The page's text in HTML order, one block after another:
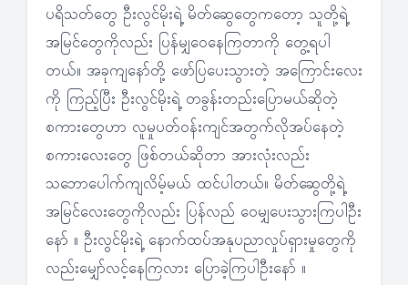
ပရိသတ်တွေ ဦးလွင်မိုးရဲ့ မိတ်ဆွေတွေကတော့ သူတို့ရဲ့
အမြင်တွေကိုလည်း ပြန်မျှဝေနေကြတာကို တွေ့ရပါ
တယ်။ အခုကျနော်တို့ ဖော်ပြပေးသွားတဲ့ အကြောင်းလေး
ကို ကြည့်ပြီး ဦးလွင်မိုးရဲ့ တခွန်းတည်းပြောမယ်ဆိုတဲ့
စကားတွေဟာ လူမှုပတ်ဝန်းကျင်အတွက်လိုအပ်နေတဲ့
စကားလေးတွေ ဖြစ်တယ်ဆိုတာ အားလုံးလည်း
သဘောပေါက်ကျလိမ့်မယ် ထင်ပါတယ်။ မိတ်ဆွေတို့ရဲ့
အမြင်လေးတွေကိုလည်း ပြန်လည် ဝေမျှပေးသွားကြပါဦး
နော် ။ ဦးလွင်မိုးရဲ့ နောက်ထပ်အနုပညာလှုပ်ရှားမှုတွေကို
လည်းမျှော်လင့်နေကြလား ပြောခဲ့ကြပါဦးနော် ။